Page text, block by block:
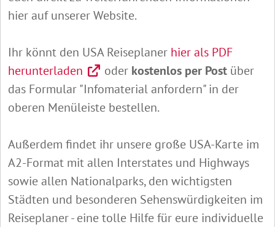
hier auf unserer Website.
Ihr könnt den USA Reiseplaner hier als PDF
herunterladen
oder kostenlos per Post über
das Formular "Infomaterial anfordern" in der
oberen Menüleiste bestellen.
Außerdem findet ihr unsere große USA-Karte im
A2-Format mit allen Interstates und Highways
sowie allen Nationalparks, den wichtigsten
Städten und besonderen Sehenswürdigkeiten im
Reiseplaner - eine tolle Hilfe für eure individuelle